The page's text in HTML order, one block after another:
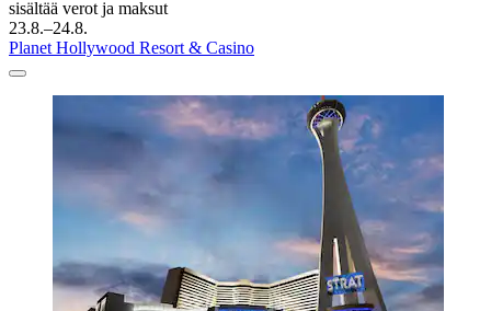
sisältää verot ja maksut
23.8.–24.8.
Planet Hollywood Resort & Casino